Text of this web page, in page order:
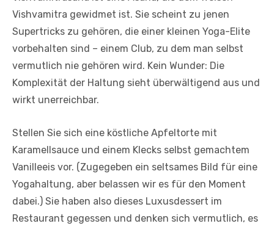
Vishvamitra gewidmet ist. Sie scheint zu jenen
Supertricks zu gehören, die einer kleinen Yoga-Elite
vorbehalten sind – einem Club, zu dem man selbst
vermutlich nie gehören wird. Kein Wunder: Die
Komplexität der Haltung sieht überwältigend aus und
wirkt unerreichbar.
Stellen Sie sich eine köstliche Apfeltorte mit
Karamellsauce und einem Klecks selbst gemachtem
Vanilleeis vor. (Zugegeben ein seltsames Bild für eine
Yogahaltung, aber belassen wir es für den Moment
dabei.) Sie haben also dieses Luxusdessert im
Restaurant gegessen und denken sich vermutlich, es